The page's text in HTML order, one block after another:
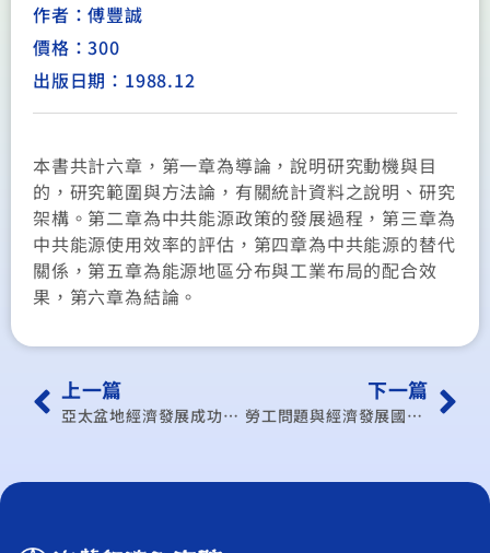
作者：傅豐誠
價格：300
出版日期：1988.12
本書共計六章，第一章為導論，說明研究動機與目
的，研究範圍與方法論，有關統計資料之說明、研究
架構。第二章為中共能源政策的發展過程，第三章為
中共能源使用效率的評估，第四章為中共能源的替代
關係，第五章為能源地區分布與工業布局的配合效
果，第六章為結論。
上一篇
亞太盆地經濟發展成功策略會議
下一篇
勞工問題與經濟發展國際研討會